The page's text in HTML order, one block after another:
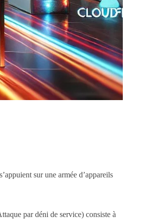
sur une armée d’appareils
par déni de service) consiste à